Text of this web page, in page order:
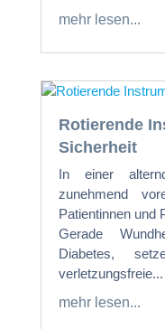
mehr lesen...
Rotierende
Sicherheit
In einer
zunehmend
Patientinnen und
Gerade
Diabetes,
verletzungsfreie...
mehr lesen...